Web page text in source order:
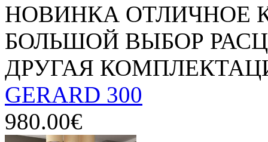
НОВИНКА ОТЛИЧНОЕ
БОЛЬШОЙ ВЫБОР
ДРУГАЯ
GERARD 300
980.00€